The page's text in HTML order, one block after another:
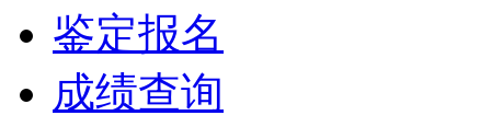
鉴定报名
成绩查询